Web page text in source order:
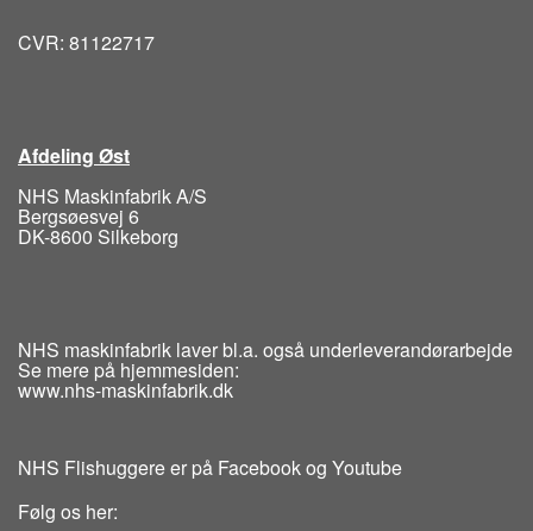
CVR: 81122717
Afdeling Øst
NHS Maskinfabrik A/S
Bergsøesvej 6
DK-8600 Silkeborg
NHS maskinfabrik laver bl.a. også underleverandørarbejde
Se mere på hjemmesiden:
www.nhs-maskinfabrik.dk
NHS Flishuggere er på Facebook og Youtube
Følg os her: